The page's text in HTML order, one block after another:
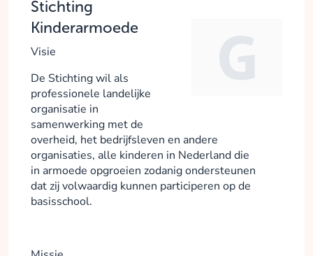
Stichting
Kinderarmoede
Visie
De Stichting wil als
professionele landelijke
organisatie in
samenwerking met de
overheid, het bedrijfsleven en andere
organisaties, alle kinderen in Nederland die
in armoede opgroeien zodanig ondersteunen
dat zij volwaardig kunnen participeren op de
basisschool.